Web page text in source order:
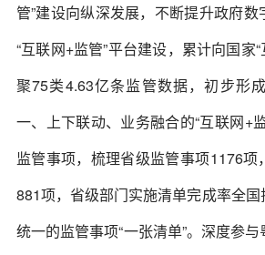
管”建设向纵深发展，不断提升政府
“互联网+监管”平台建设，累计向国家
聚75类4.63亿条监管数据，初步形
一、上下联动、业务融合的“互联网+
监管事项，梳理省级监管事项1176项
881项，省级部门实施清单完成率全
统一的监管事项“一张清单”。深度参